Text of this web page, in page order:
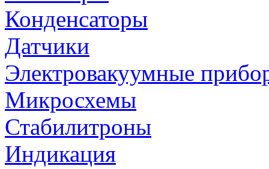
Конденсаторы
Датчики
Электровакуумные
Микросхемы
Стабилитроны
Индикация